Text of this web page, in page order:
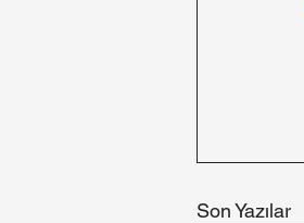
Son Yazılar